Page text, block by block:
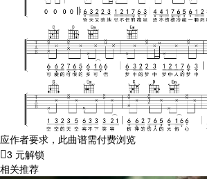
应作者要求，此曲谱需付费浏览
3 元解锁
相关推荐